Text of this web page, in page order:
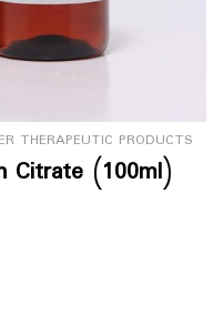
THERAPEUTIC PRODUCTS
Citrate (100ml)